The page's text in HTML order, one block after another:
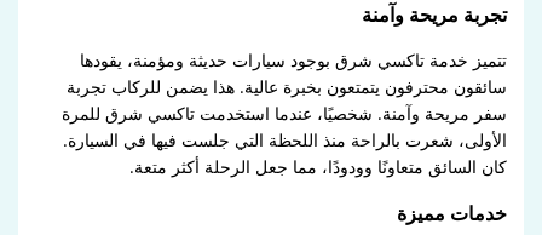
تجربة مريحة وآمنة
تتميز خدمة تاكسي شرق بوجود سيارات حديثة ومؤمنة، يقودها
سائقون محترفون يتمتعون بخبرة عالية. هذا يضمن للركاب تجربة
سفر مريحة وآمنة. شخصيًا، عندما استخدمت تاكسي شرق للمرة
الأولى، شعرت بالراحة منذ اللحظة التي جلست فيها في السيارة.
كان السائق متعاونًا وودودًا، مما جعل الرحلة أكثر متعة.
خدمات مميزة